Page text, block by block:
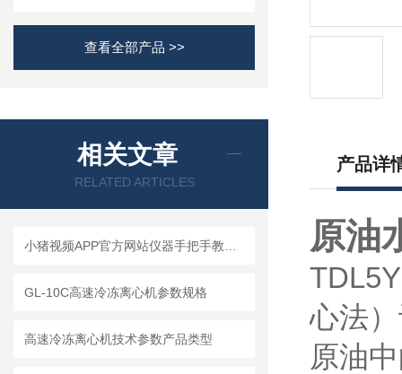
查看全部产品 >>
相关文章
RELATED ARTICLES
GL-10C高速冷冻离心机参数规格
高速冷冻离心机技术参数产品类型
产品详
原油
心法）
原油